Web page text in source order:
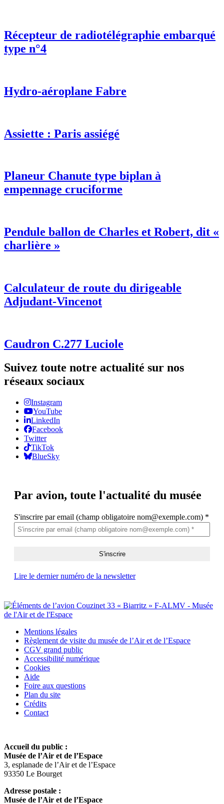
Récepteur de radiotélégraphie embarqué
type n°4
Hydro-aéroplane Fabre
Assiette : Paris assiégé
Planeur Chanute type biplan à
empennage cruciforme
Pendule ballon de Charles et Robert, dit «
charlière »
Calculateur de route du dirigeable
Adjudant-Vincenot
Caudron C.277 Luciole
Suivez toute notre actualité sur nos
réseaux sociaux
Instagram
YouTube
LinkedIn
Facebook
Twitter
TikTok
BlueSky
Par avion, toute l'actualité du musée
S'inscrire par email (champ obligatoire nom@exemple.com) *
Lire le dernier numéro de la newsletter
Mentions légales
Règlement de visite du musée de l’Air et de l’Espace
CGV grand public
Accessibilité numérique
Cookies
Aide
Foire aux questions
Plan du site
Crédits
Contact
Accueil du public :
Musée de l’Air et de l’Espace
3, esplanade de l’Air et de l’Espace
93350 Le Bourget
Adresse postale :
Musée de l’Air et de l’Espace